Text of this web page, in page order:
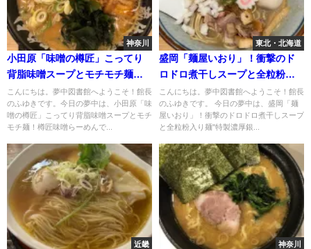
神奈川
小田原「味噌の樽匠」こってり
背脂味噌スープとモチモチ麺！
樽匠味噌らーめん
こんにちは。夢中図書館へようこそ！館長
のふゆきです。今日の夢中は、小田原「味
噌の樽匠」こってり背脂味噌スープとモチ
モチ麺！樽匠味噌らーめんで...
東北・北海道
盛岡「麺屋いおり」！衝撃のド
ロドロ煮干しスープと全粒粉入
り麺"特製濃厚銀煮干"
こんにちは。夢中図書館へようこそ！館長
のふゆきです。 今日の夢中は、盛岡「麺
屋いおり」！衝撃のドロドロ煮干しスープ
と全粒粉入り麺"特製濃厚銀...
近畿 神奈川